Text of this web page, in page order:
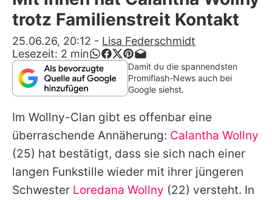
Alle Themen auf Promiflash
App runterladen
Team
Redaktionelle Richtlinien
Impressum
Datenschutzerklärung
Nutzungsbedingungen
trotz Familienstreit Kontakt
25.06.26, 20:12 - Lisa Federschmidt
Lesezeit: 2 min
Damit du die spannendsten
Promiflash-News auch bei
Google siehst.
Im Wollny-Clan gibt es offenbar eine
überraschende Annäherung: Calantha Wollny
(25) hat bestätigt, dass sie sich nach einer
langen Funkstille wieder mit ihrer jüngeren
Schwester Loredana Wollny (22) versteht. In